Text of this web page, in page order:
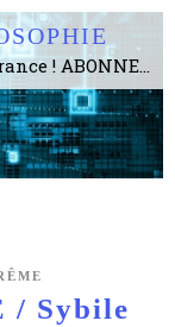
Le plus gros site de philosophie de France ! ABONNEZ-VOUS ! 4115 Articles, 1634 abonné·e·s, depuis 2006 . . . . . . . . 2 852 214 pages vues jusqu'à présent. Prestance et être apte à un plus grand nombre de choses.
/ Sybile